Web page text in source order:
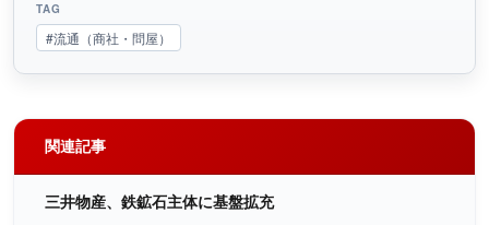
TAG
#流通（商社・問屋）
関連記事
三井物産、鉄鉱石主体に基盤拡充